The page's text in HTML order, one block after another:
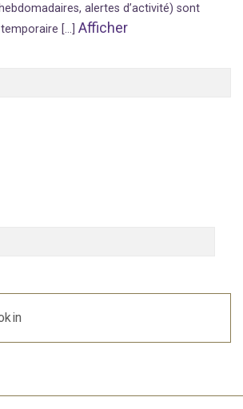
alertes d’activité) sont
temporaire […] Afficher